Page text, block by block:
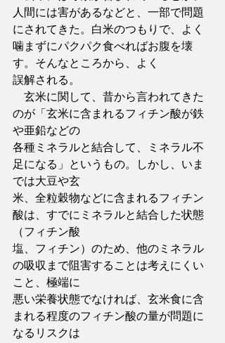
人間には害があるなどと、一部で問題
にされてきた。白米のつもりで、よく
噛まずにパクパク食べればお腹を壊
す。そんなところから、よく
誤解される。
玄米に関して、昔から言われてきた
のが「玄米に含まれるフィチン酸が鉄
や亜鉛などの
各種ミネラルと結合して、ミネラル不
足になる」というもの。しかし、いま
では大豆や玄
米、全粒穀物などに含まれるフィチン
酸は、すでにミネラルと結合した状態
（フィチン酸
塩、フィチン）のため、他のミネラル
の吸収まで阻害することは考えにくい
こと、極端に
悪い栄養状態でなければ、玄米食に含
まれる程度のフィチン酸の量が問題に
なるリスクは